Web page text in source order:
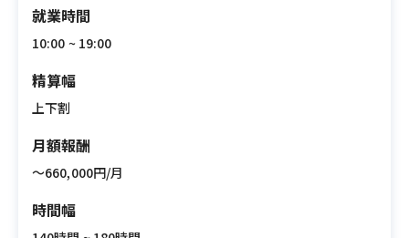
就業時間
10:00 ~ 19:00
精算幅
上下割
月額報酬
〜660,000円/月
時間幅